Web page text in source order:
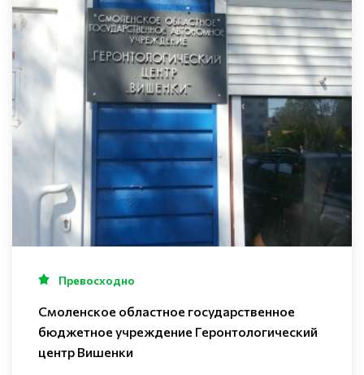
Превосходно
Смоленское областное государственное
бюджетное учреждение Геронтологический
центр Вишенки